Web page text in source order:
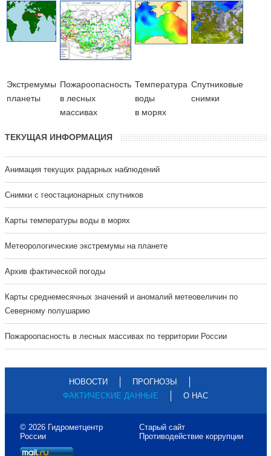
Экстремумы
планеты
Пожароопасность
в лесных
массивах
Температура
воды
в морях
Cпутниковые
снимки
ТЕКУЩАЯ ИНФОРМАЦИЯ
Анимация текущих радарных наблюдений
Cнимки с геостационарных спутников
Карты температуры воды в морях
Метеорологические экстремумы на планете
Архив фактической погоды
Карты среднемесячных значений и аномалий метеовеличин по
Северному полушарию
Пожароопасность в лесных массивах по территории России
НОВОСТИ
ПРОГНОЗЫ
ФАКТИЧЕСКИЕ ДАННЫЕ
О НАС
© 2026 Гидрометцентр
России
Старый сайт
Противодействие коррупции